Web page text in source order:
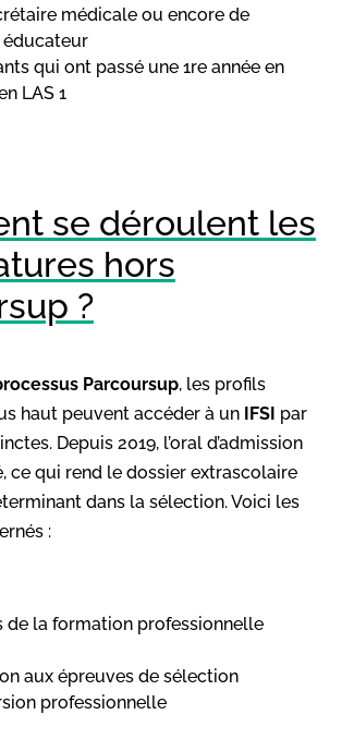
médicale ou encore de
qui ont passé une 1re année en
LAS 1
se déroulent les
hors
?
Parcoursup, les profils
haut peuvent accéder à un IFSI par
Depuis 2019, l’oral d’admission
ce qui rend le dossier extrascolaire
dans la sélection. Voici les
:
de la formation professionnelle
aux épreuves de sélection
professionnelle